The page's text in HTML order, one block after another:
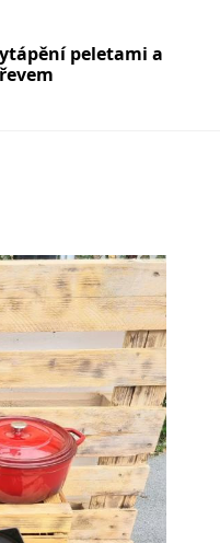
peletami a